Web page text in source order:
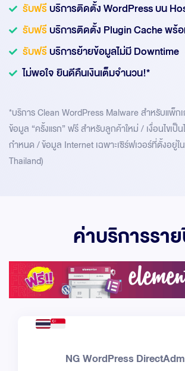
รับฟรี บริการติดตั้ง WordPress บน
รับฟรีบริการติดตั้ง Plugin Cache พร้
รับฟรี บริการย้ายข้อมูลไม่มี Downtime
ไม่พอใจ ยินดีคืนเงินเต็มจำนวน!*
*บริการ Clean WordPress Malware สำหรับแพ็ก
ข้อมูล “ครั้งแรก” ฟรี สำหรับลูกค้าใหม่ / เงื่อนไขเป็
กำหนด / ข้อมูล Internet เฉพาะเซิร์ฟเวอร์ที่ตั้งอยู่ใ
Thailand)
ค่าบริการรา
NG WordPress